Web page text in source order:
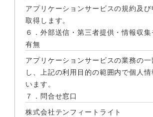
アプリケーションサービスの規約及び
取得します。
６．外部送信・第三者提供・情報収
有無
アプリケーションサービスの業務の一
し、上記の利用目的の範囲内で個人
います。
７．問合せ窓口
株式会社テンフィートライト